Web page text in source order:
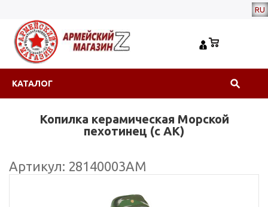
RU
КАТАЛОГ
Копилка керамическая Морской
пехотинец (с АК)
Артикул: 28140003АМ